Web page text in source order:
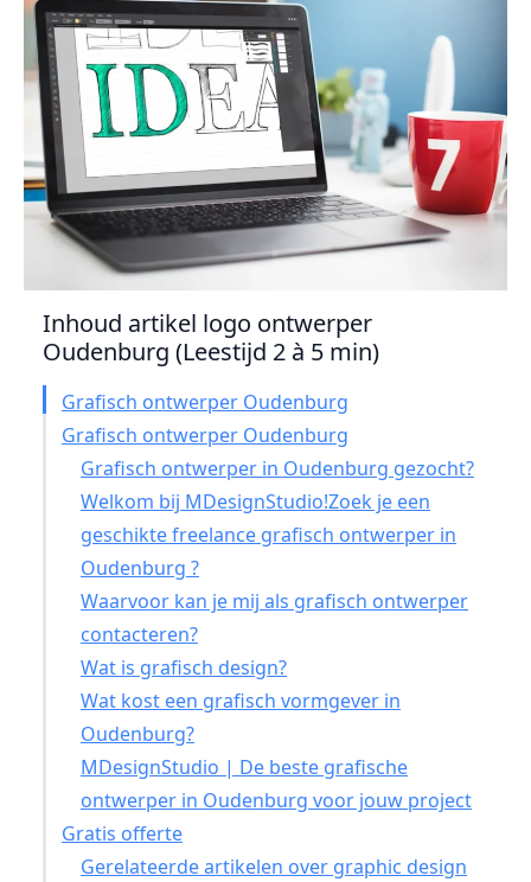
Inhoud artikel logo ontwerper
Oudenburg (Leestijd 2 à 5 min)
Grafisch ontwerper Oudenburg
Grafisch ontwerper Oudenburg
Grafisch ontwerper in Oudenburg gezocht?
Welkom bij MDesignStudio!Zoek je een
geschikte freelance grafisch ontwerper in
Oudenburg ?
Waarvoor kan je mij als grafisch ontwerper
contacteren?
Wat is grafisch design?
Wat kost een grafisch vormgever in
Oudenburg?
MDesignStudio | De beste grafische
ontwerper in Oudenburg voor jouw project
Gratis offerte
Gerelateerde artikelen over graphic design